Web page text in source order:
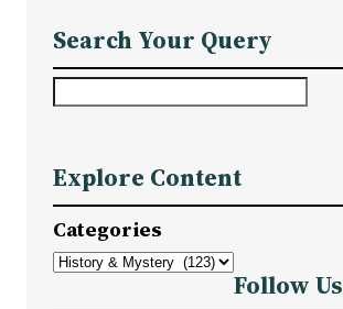
Search Your Query
r
c
h
Explore Content
Categories
Follow Us